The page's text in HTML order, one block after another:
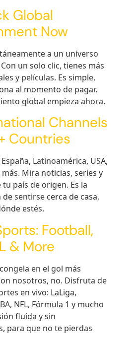
Global
Now
a un universo
un solo clic, tienes más
y películas. Es simple,
al momento de pagar.
global empieza ahora.
Channels
Countries
Latinoamérica, USA,
más. Mira noticias, series y
país de origen. Es la
sentirse cerca de casa,
estés.
Football,
& More
en el gol más
nosotros, no. Disfruta de
en vivo: LaLiga,
NFL, Fórmula 1 y mucho
fluida y sin
para que no te pierdas